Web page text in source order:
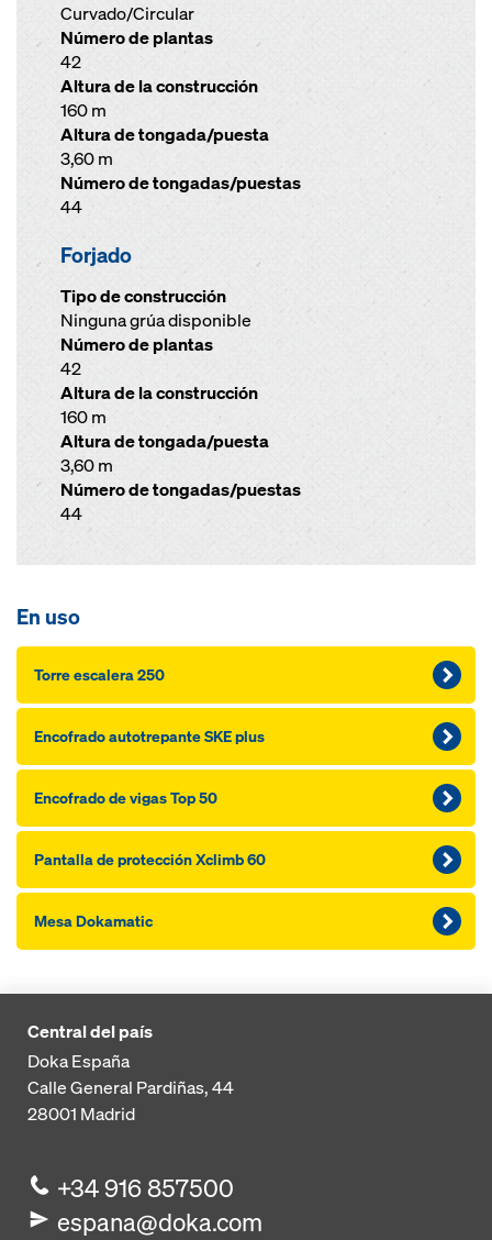
Curvado/Circular
Número de plantas
42
Altura de la construcción
160 m
Altura de tongada/puesta
3,60 m
Número de tongadas/puestas
44
Forjado
Tipo de construcción
Ninguna grúa disponible
Número de plantas
42
Altura de la construcción
160 m
Altura de tongada/puesta
3,60 m
Número de tongadas/puestas
44
En uso
Torre escalera 250
Encofra­do autotrepante SKE plus
Encofra­do de vi­gas Top 50
Pantalla de protección Xclimb 60
Me­sa Dokamatic
Central del país
Doka España
Calle General Pardiñas, 44
28001 Madrid
+34 916 857500
espana@doka.com